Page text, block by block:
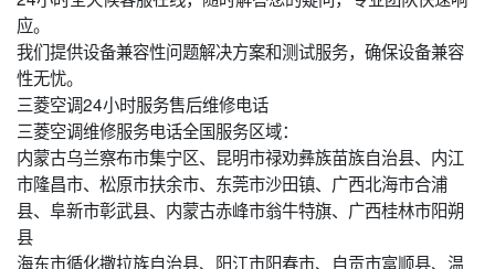
应。
我们提供设备兼容性问题解决方案和测试服务，确保设备兼容
性无忧。
三菱空调24小时服务售后维修电话
三菱空调维修服务电话全国服务区域：
内蒙古乌兰察布市集宁区、昆明市禄劝彝族苗族自治县、内江
市隆昌市、松原市扶余市、东莞市沙田镇、广西北海市合浦
县、阜新市彰武县、内蒙古赤峰市翁牛特旗、广西桂林市阳朔
县
海东市循化撒拉族自治县、阳江市阳春市、自贡市富顺县、温